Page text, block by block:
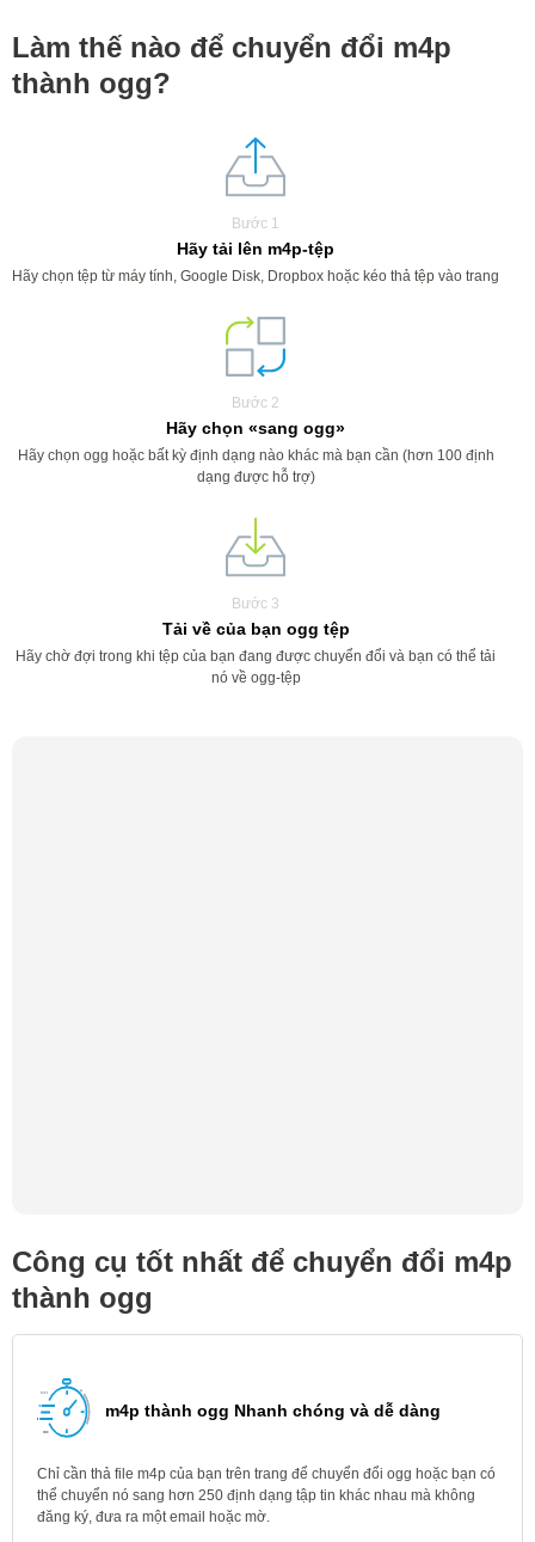
Làm thế nào để chuyển đổi m4p
thành ogg?
Bước 1
Hãy tải lên m4p-tệp
Hãy chọn tệp từ máy tính, Google Disk, Dropbox hoặc kéo thả tệp vào trang
Bước 2
Hãy chọn «sang ogg»
Hãy chọn ogg hoặc bất kỳ định dạng nào khác mà bạn cần (hơn 100 định
dạng được hỗ trợ)
Bước 3
Tải về của bạn ogg tệp
Hãy chờ đợi trong khi tệp của bạn đang được chuyển đổi và bạn có thể tải
nó về ogg-tệp
Công cụ tốt nhất để chuyển đổi m4p
thành ogg
m4p thành ogg Nhanh chóng và dễ dàng
Chỉ cần thả file m4p của bạn trên trang để chuyển đổi ogg hoặc bạn có
thể chuyển nó sang hơn 250 định dạng tập tin khác nhau mà không
đăng ký, đưa ra một email hoặc mờ.